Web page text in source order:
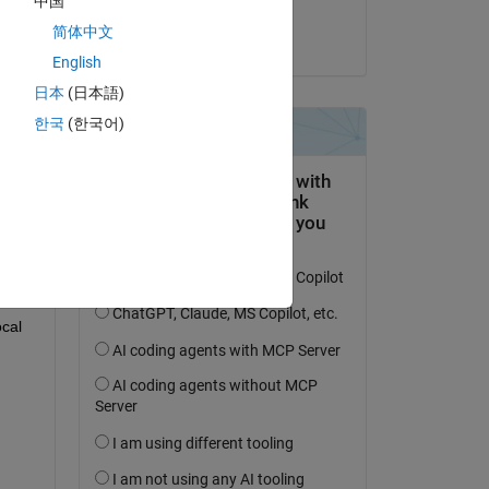
am 18 Aug. 2024
简体中文
English
日本 (日本語)
한국 (한국어)